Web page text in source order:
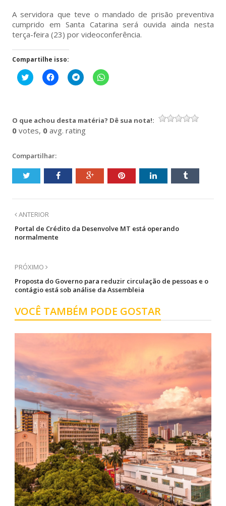
A servidora que teve o mandado de prisão preventiva
cumprido em Santa Catarina será ouvida ainda nesta
terça-feira (23) por videoconferência.
Compartilhe isso:
Clique
para
janela)
Clique
para
janela)
Clique
para
janela)
Clique
para
janela)
O que achou desta matéria? Dê sua nota!:
0 votes, 0 avg. rating
Compartilhar:
ANTERIOR
Portal de Crédito da Desenvolve MT está operando
normalmente
PRÓXIMO
Proposta do Governo para reduzir circulação de pessoas e o
contágio está sob análise da Assembleia
VOCÊ TAMBÉM PODE GOSTAR